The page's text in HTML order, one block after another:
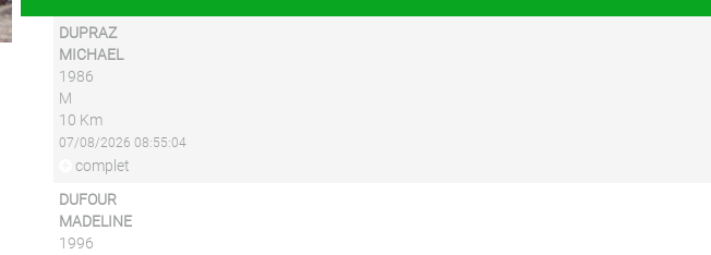
DUPRAZ
MICHAEL
1986
M
10 Km
07/08/2026 08:55:04
complet
DUFOUR
MADELINE
1996